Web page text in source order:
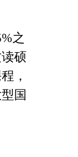
之
硕
，
国